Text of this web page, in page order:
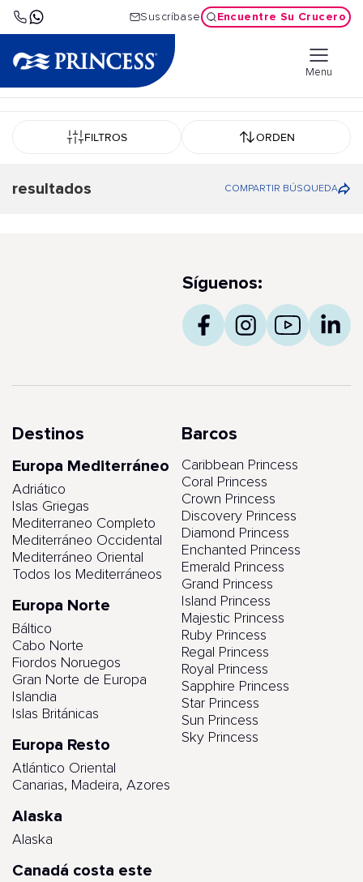
Suscríbase Encuentre Su Crucero
Menu
FILTROS ORDEN
resultados COMPARTIR BÚSQUEDA
Síguenos:
Destinos
Europa Mediterráneo
Adriático
Islas Griegas
Mediterraneo Completo
Mediterráneo Occidental
Mediterráneo Oriental
Todos los Mediterráneos
Europa Norte
Báltico
Cabo Norte
Fiordos Noruegos
Gran Norte de Europa
Islandia
Islas Británicas
Europa Resto
Atlántico Oriental
Canarias, Madeira, Azores
Alaska
Alaska
Canadá costa este
Barcos
Caribbean Princess
Coral Princess
Crown Princess
Discovery Princess
Diamond Princess
Enchanted Princess
Emerald Princess
Grand Princess
Island Princess
Majestic Princess
Ruby Princess
Regal Princess
Royal Princess
Sapphire Princess
Star Princess
Sun Princess
Sky Princess